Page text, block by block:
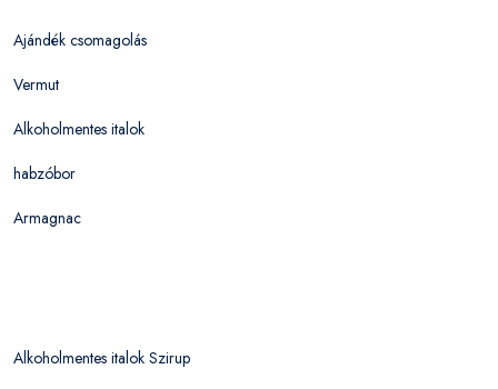
Ajándék csomagolás
Vermut
Alkoholmentes italok
habzóbor
Armagnac
Alkoholmentes italok Szirup